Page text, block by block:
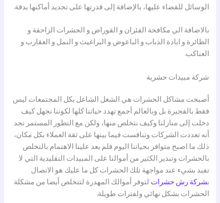
الوسائل للقضاء عليها، بالإضافة إلى قدرتها على تحديد أماكنها بدقة.
بالاضافة الي مكافحة الفئران و القوراض و الحشرات الزاحفة و
الطائرة و ابادة الذباب و الباعوض و البراغيث و النمل و العقارب و
العناكب.
شركة مبيدات حشرية
أصبحت مشاكل الحشرات هي الشغل الشاغل بكل المجتمعات ليس
فقط بالفجيرة بل وبالعالم أجمع تهدد حياتنا كلها لكوننا نجهل كيف
دخلت إلى منازلنا وكيف نتخلص منها، ولكن مع التطور المستمر تجد
أنه تعددت الشركات وتنافست فيما بينها على ثقة العملاء بكل مكان،
ذلك ما اصبح متوافر بحياتنا اليوم فلم يعد علينا الاهتمام بالتخلص
بالحشرات وتبذير الكثير من أموالنا على المبيدات التقليدية التي لا
تفيد بشيء عند مواجهة تلك الحشرات كل ما عليك هو الاتصال
بشركة رش حشرات لتوفر أموالك المهدرة لتتخلص أيضا من مشكلة
الحشرات بشكل نهائي ولفترات طويلة.